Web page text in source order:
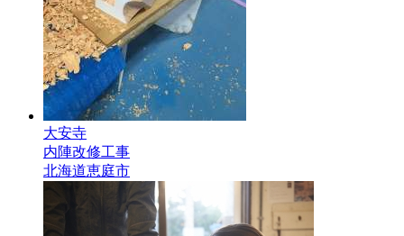
大安寺
内陣改修工事
北海道恵庭市